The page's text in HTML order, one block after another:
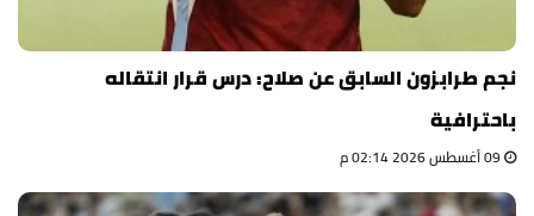
نجم طرابزون السابق عن صلاح: درس قرار انتقاله
باحترافية